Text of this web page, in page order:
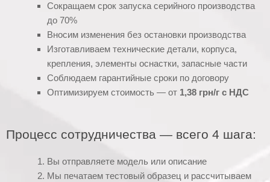
Сокращаем срок запуска серийного производства
до 70%
Вносим изменения без остановки производства
Изготавливаем технические детали, корпуса,
крепления, элементы оснастки, запасные части
Соблюдаем гарантийные сроки по договору
Оптимизируем стоимость — от 1,38 грн/г с НДС
Процесс сотрудничества — всего 4 шага:
Вы отправляете модель или описание
Мы печатаем тестовый образец и рассчитываем